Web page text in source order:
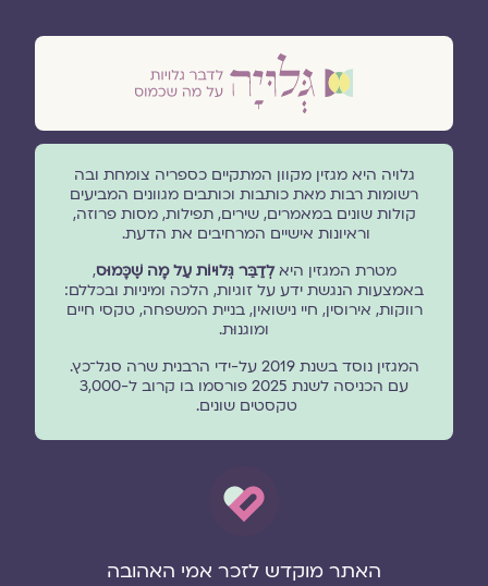
גלויה היא מגזין מקוון המתקיים כספריה צומחת ובה
רשומות רבות מאת כותבות וכותבים מגוונים המביעים
קולות שונים במאמרים, שירים, תפילות, מסות פרוזה,
וראיונות אישיים המרחיבים את הדעת.
מטרת המגזין היאלְדַבֵּר גְּלוּיוֹת עַל מָה שֶׁכָּמוּס,
באמצעות הנגשת ידע על זוגיות, הלכה ומיניות ובכללם:
רווקות, אירוסין, חיי נישואין, בניית המשפחה, טקסי חיים
ומוגנוּת.
המגזין נוסד בשנת 2019 על-ידי הרבנית שרה סגל־כץ.
עם הכניסה לשנת 2025 פורסמו בו קרוב ל-3,000
טקסטים שונים.
האתר מוקדש לזכר אמי האהובה